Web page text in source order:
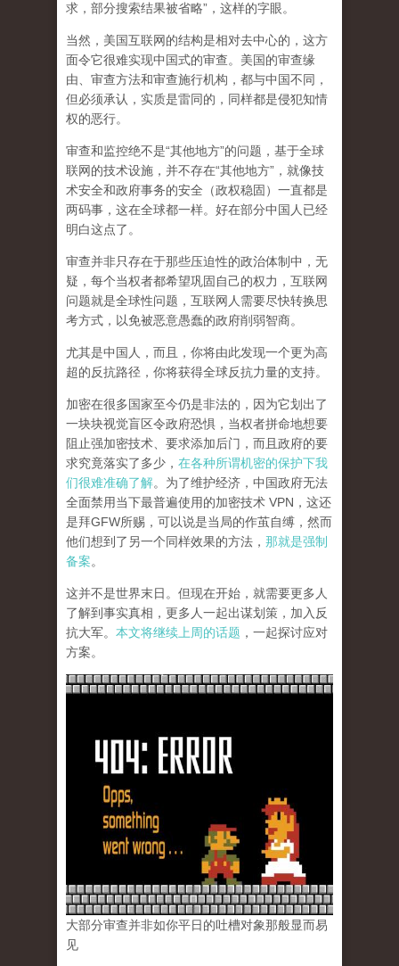
求，部分搜索结果被省略”，这样的字眼。
当然，美国互联网的结构是相对去中心的，这方
面令它很难实现中国式的审查。美国的审查缘
由、审查方法和审查施行机构，都与中国不同，
但必须承认， 实质是雷同的，同样都是侵犯知情
权的恶行。
审查和监控绝不是“其他地方”的问题，基于全球
联网的技术设施，并不存在“其他地方”，就像技
术安全和政府事务的安全（政权稳固）一直都是
两码事，这在全球都一样。好在部分中国人已经
明白这点了。
审查并非只存在于那些压迫性的政治体制中，无
疑，每个当权者都希望巩固自己的权力，互联网
问题就是全球性问题，互联网人需要尽快转换思
考方式，以免被恶意愚蠢的政府削弱智商。
尤其是中国人，而且，你将由此发现一个更为高
超的反抗路径，你将获得全球反抗力量的支持。
加密在很多国家至今仍是非法的，因为它划出了
一块块视觉盲区令政府恐惧，当权者拼命地想要
阻止强加密技术、要求添加后门，而且政府的要
求究竟落实了多少， 在各种所谓机密的保护下我
们很难准确了解。为了维护经济，中国政府无法
全面禁用当下最普遍使用的加密技术 VPN，这还
是拜GFW所赐，可以说是当局的作茧自缚，然而
他们想到了另一个同样效果的方法， 那就是强制
备案。
这并不是世界末日。但现在开始，就需要更多人
了解到事实真相，更多人一起出谋划策，加入反
抗大军。 本文将继续上周的话题 ，一起探讨应对
方案。
大部分审查并非如你平日的吐槽对象那般显而易
见